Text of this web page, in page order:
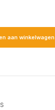
aan winkelwagen